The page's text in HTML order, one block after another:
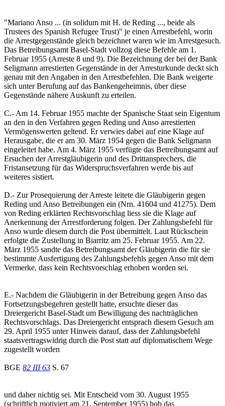
"Mariano Anso ... (in solidum mit H. de Reding ..., beide als
Trustees des Spanish Refugee Trust)" je einen Arrestbefehl, worin
die Arrestgegenstände gleich bezeichnet waren wie im Arrestgesuch.
Das Betreibungsamt Basel-Stadt vollzog diese Befehle am 1.
Februar 1955 (Arreste 8 und 9). Die Bezeichnung der bei der Bank
Seligmann arrestierten Gegenstände in der Arresturkunde deckt sich
genau mit den Angaben in den Arrestbefehlen. Die Bank weigerte
sich unter Berufung auf das Bankengeheimnis, über diese
Gegenstände nähere Auskunft zu erteilen.
C.- Am 14. Februar 1955 machte der Spanische Staat sein Eigentum
an den in den Verfahren gegen Reding und Anso arrestierten
Vermögenswerten geltend. Er verwies dabei auf eine Klage auf
Herausgabe, die er am 30. März 1954 gegen die Bank Seligmann
eingeleitet habe. Am 4. März 1955 verfügte das Betreibungsamt auf
Ersuchen der Arrestgläubigerin und des Drittansprechers, die
Fristansetzung für das Widerspruchsverfahren werde bis auf
weiteres sistiert.
D.- Zur Prosequierung der Arreste leitete die Gläubigerin gegen
Reding und Anso Betreibungen ein (Nrn. 41604 und 41275). Dem
von Reding erklärten Rechtsvorschlag liess sie die Klage auf
Anerkennung der Arrestforderung folgen. Der Zahlungsbefehl für
Anso wurde diesem durch die Post übermittelt. Laut Rückschein
erfolgte die Zustellung in Biarritz am 25. Februar 1955. Am 22.
März 1955 sandte das Betreibungsamt der Gläubigerin die für sie
bestimmte Ausfertigung des Zahlungsbefehls gegen Anso mit dem
Vermerke, dass kein Rechtsvorschlag erhoben worden sei.
E.- Nachdem die Gläubigerin in der Betreibung gegen Anso das
Fortsetzungsbegehren gestellt hatte, ersuchte dieser das
Dreiergericht Basel-Stadt um Bewilligung des nachträglichen
Rechtsvorschlags. Das Dreiergericht entsprach diesem Gesuch am
29. April 1955 unter Hinweis darauf, dass der Zahlungsbefehl
staatsvertragswidrig durch die Post statt auf diplomatischem Wege
zugestellt worden
BGE 82 III 63 S. 67
und daher nichtig sei. Mit Entscheid vom 30. August 1955
(schriftlich motiviert am 21. September 1955) hob das